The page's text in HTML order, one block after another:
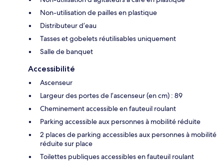
Non-utilisation de pailles en plastique
Distributeur d’eau
Tasses et gobelets réutilisables uniquement
Salle de banquet
Accessibilité
Ascenseur
Largeur des portes de l’ascenseur (en cm) : 89
Cheminement accessible en fauteuil roulant
Parking accessible aux personnes à mobilité réduite
2 places de parking accessibles aux personnes à mobilité
réduite sur place
Toilettes publiques accessibles en fauteuil roulant